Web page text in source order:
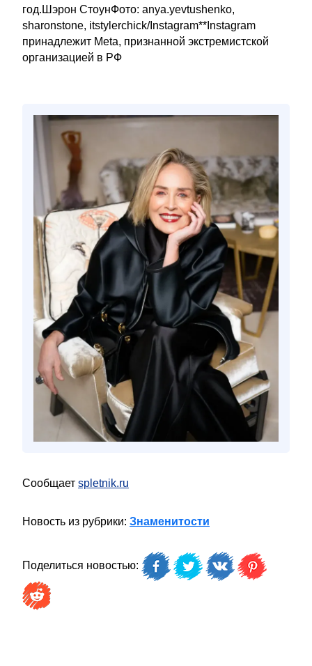
год.Шэрон СтоунФото: anya.yevtushenko,
sharonstone, itstylerchick/Instagram**Instagram
принадлежит Meta, признанной экстремистской
организацией в РФ
Сообщает spletnik.ru
Новость из рубрики: Знаменитости
Поделиться новостью: